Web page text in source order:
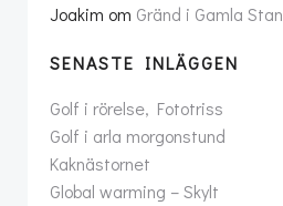
Joakim om Gränd i Gamla Stan
SENASTE INLÄGGEN
Golf i rörelse, Fototriss
Golf i arla morgonstund
Kaknästornet
Global warming – Skylt